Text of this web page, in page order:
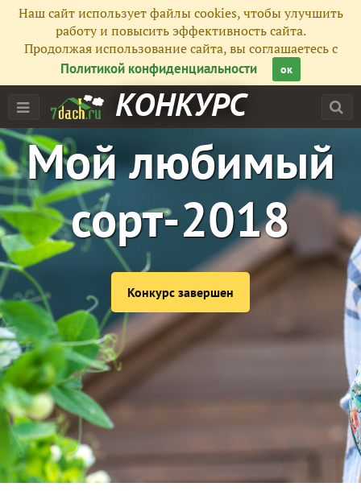
КОНКУРС
Мой любимый
сорт-2018
Конкурс завершен
Наш сайт использует файлы cookies, чтобы улучшить
работу и повысить эффективность сайта.
Продолжая использование сайта, вы соглашаетесь с
Политикой конфиденциальности
ок